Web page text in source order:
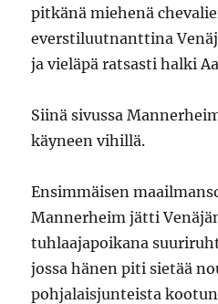
pitkänä miehenä
everstiluutnanttina
ja vieläpä ratsasti halki
Siinä sivussa
käyneen vihillä.
Ensimmäisen
Mannerheim jätti
tuhlaajapoikana
jossa hänen piti sietää
pohjalaisjunteista